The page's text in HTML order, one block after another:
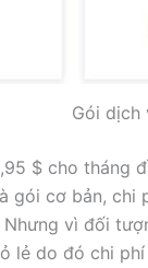
Gói dịch
$ cho tháng
gói cơ bản, chi
vì đối
lẻ do đó chi